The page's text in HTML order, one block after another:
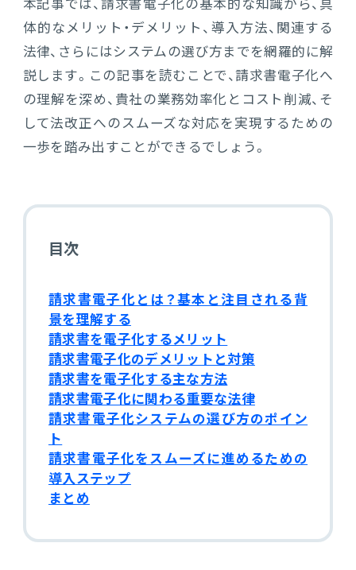
人事・給与
人事
給与
個人番号管理
「Uwell（ユーウェル）」
販売管理
販売・購買・在庫管理
建設業向け基幹業務システム
生産管理
生産管理
MES
経営課題別オファリング
本記事では、請求書電子化の基本的な知識から、具
体的なメリット・デメリット、導入方法、関連する
法律、さらにはシステムの選び方までを網羅的に解
説します。この記事を読むことで、請求書電子化へ
の理解を深め、貴社の業務効率化とコスト削減、そ
して法改正へのスムーズな対応を実現するための
一歩を踏み出すことができるでしょう。
目次
請求書電子化とは？基本と注目される背
景を理解する
請求書を電子化するメリット
請求書電子化のデメリットと対策
請求書を電子化する主な方法
請求書電子化に関わる重要な法律
請求書電子化システムの選び方のポイン
ト
請求書電子化をスムーズに進めるための
導入ステップ
まとめ